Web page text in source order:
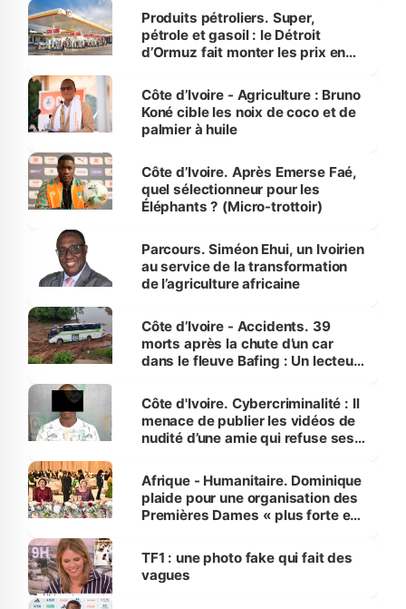
menacées
Produits pétroliers. Super,
pétrole et gasoil : le Détroit
d’Ormuz fait monter les prix en
Côte d’Ivoire - Agriculture : Bruno
Koné cible les noix de coco et de
palmier à huile
Côte d’Ivoire. Après Emerse Faé,
quel sélectionneur pour les
Éléphants ? (Micro-trottoir)
Parcours. Siméon Ehui, un Ivoirien
au service de la transformation
de l’agriculture africaine
Côte d’Ivoire - Accidents. 39
morts après la chute d’un car
dans le fleuve Bafing : Un lecteur
des Transports
Côte d'Ivoire. Cybercriminalité : Il
menace de publier les vidéos de
nudité d’une amie qui refuse ses
Afrique - Humanitaire. Dominique
plaide pour une organisation des
Premières Dames « plus forte et
sur la scène internationale »
TF1 : une photo fake qui fait des
vagues